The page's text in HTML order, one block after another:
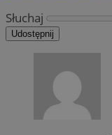
Słuchaj
Udostępnij